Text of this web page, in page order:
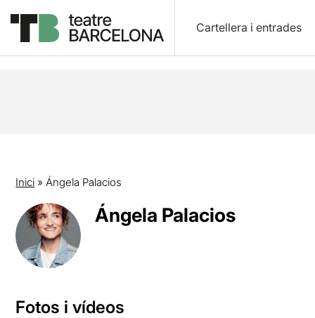
Cartellera i entrades
Inici »Ángela Palacios
Ángela Palacios
Fotos i vídeos